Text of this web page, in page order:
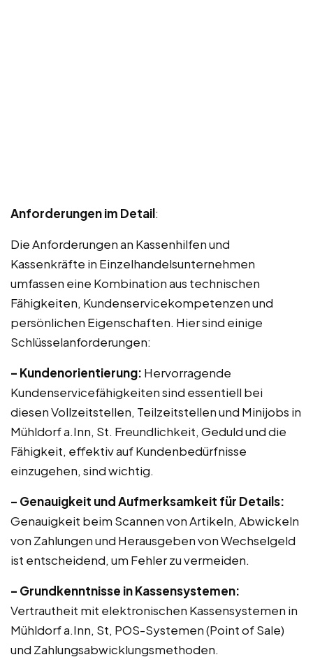
Anforderungen im Detail:
Die Anforderungen an Kassenhilfen und
Kassenkräfte in Einzelhandelsunternehmen
umfassen eine Kombination aus technischen
Fähigkeiten, Kundenservicekompetenzen und
persönlichen Eigenschaften. Hier sind einige
Schlüsselanforderungen:
– Kundenorientierung: Hervorragende
Kundenservicefähigkeiten sind essentiell bei
diesen Vollzeitstellen, Teilzeitstellen und Minijobs in
Mühldorf a.Inn, St. Freundlichkeit, Geduld und die
Fähigkeit, effektiv auf Kundenbedürfnisse
einzugehen, sind wichtig.
– Genauigkeit und Aufmerksamkeit für Details:
Genauigkeit beim Scannen von Artikeln, Abwickeln
von Zahlungen und Herausgeben von Wechselgeld
ist entscheidend, um Fehler zu vermeiden.
– Grundkenntnisse in Kassensystemen:
Vertrautheit mit elektronischen Kassensystemen in
Mühldorf a.Inn, St, POS-Systemen (Point of Sale)
und Zahlungsabwicklungsmethoden.